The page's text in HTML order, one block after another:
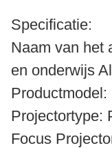
Specificatie:
Naam van het
en onderwijs
Projectortype:
Focus